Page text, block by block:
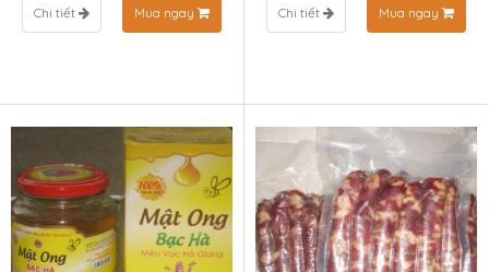
Chi tiết Mua ngay Chi tiết Mua ngay